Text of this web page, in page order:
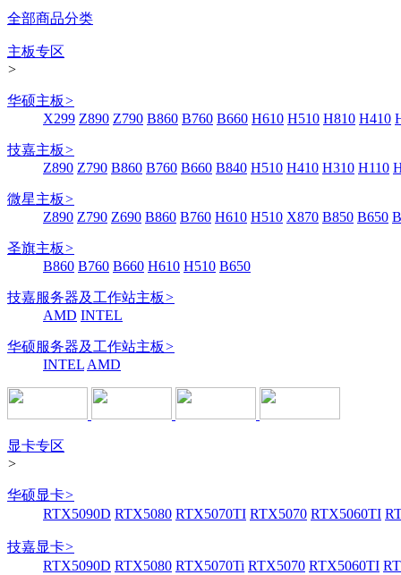
全部商品分类
主板专区
>
华硕主板>
X299 Z890 Z790 B860 B760 B660 H610 H510 H810 H410
技嘉主板>
Z890 Z790 B860 B760 B660 B840 H510 H410 H310 H110
微星主板>
Z890 Z790 Z690 B860 B760 H610 H510 X870 B850 B650
圣旗主板>
B860 B760 B660 H610 H510 B650
技嘉服务器及工作站主板>
AMD INTEL
华硕服务器及工作站主板>
INTEL AMD
显卡专区
>
华硕显卡>
RTX5090D RTX5080 RTX5070TI RTX5070 RTX5060TI
技嘉显卡>
RTX5090D RTX5080 RTX5070Ti RTX5070 RTX5060TI